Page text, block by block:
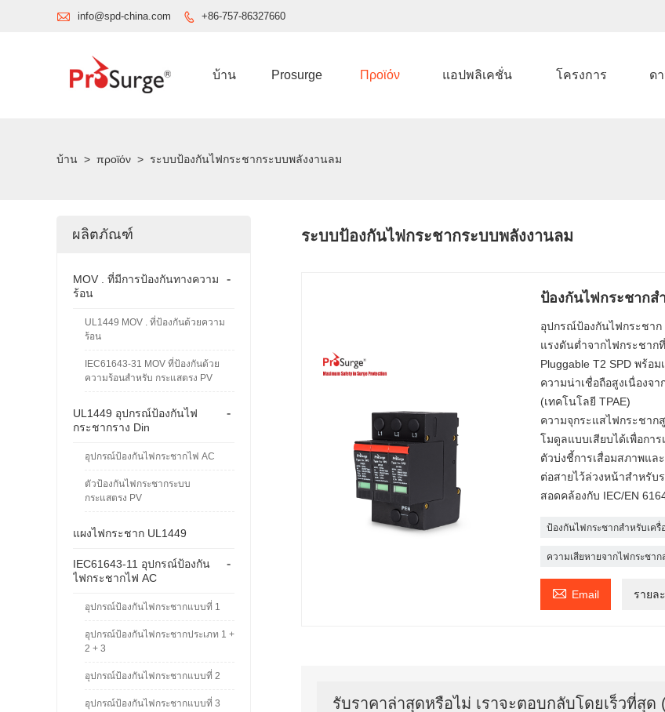
 info@spd-china.com  +86-757-86327660
บ้าน Prosurge Προϊόν แอปพลิเคชั่น โครงการ ด
บ้าน > προϊόν > ระบบป้องกันไฟกระชากระบบพลังงานลม
ระบบป้องกันไฟกระชากระบบพลังงานลม
ป้องกันไฟกระชากส
อุปกรณ์ป้องกันไฟกระชาก
แรงดันต่ำจากไฟกระชาก
Pluggable T2 SPD พร้อ
ความน่าเชื่อถือสูงเนื่องจ
(เทคโนโลยี TPAE)
ความจุกระแสไฟกระชาก
โมดูลแบบเสียบได้เพื่อกา
ตัวบ่งชี้การเสื่อมสภาพแ
ต่อสายไว้ล่วงหน้าสำหรับ
สอดคล้องกับ IEC/EN
ป้องกันไฟกระชากสำหรับเครื่
ความเสียหายจากไฟกระชา
 Email รายล
รับราคาล่าสุดหรือไม่ เราจะตอบกลับโดยเร็วที่สุด
ผลิตภัณฑ์
-
MOV . ที่มีการป้องกันทางความ
ร้อน
UL1449 MOV . ที่ป้องกันด้วยความ
ร้อน
IEC61643-31 MOV ที่ป้องกันด้วย
ความร้อนสำหรับ กระแสตรง PV
-
UL1449 อุปกรณ์ป้องกันไฟ
กระชากราง Din
อุปกรณ์ป้องกันไฟกระชากไฟ AC
ตัวป้องกันไฟกระชากระบบ
กระแสตรง PV
แผงไฟกระชาก UL1449
-
IEC61643-11 อุปกรณ์ป้องกัน
ไฟกระชากไฟ AC
อุปกรณ์ป้องกันไฟกระชากแบบที่ 1
อุปกรณ์ป้องกันไฟกระชากประเภท 1 +
2 + 3
อุปกรณ์ป้องกันไฟกระชากแบบที่ 2
อุปกรณ์ป้องกันไฟกระชากแบบที่ 3